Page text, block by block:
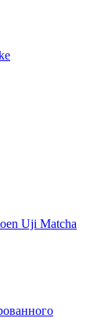
Uji Matcha